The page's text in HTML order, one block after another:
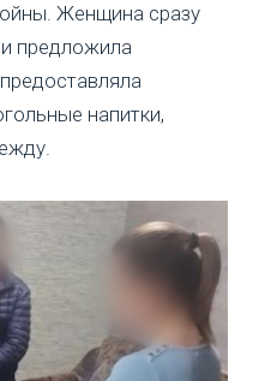
Женщина сразу
предложила
напитки,